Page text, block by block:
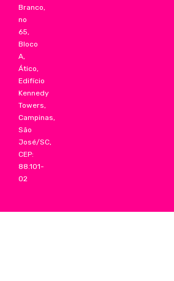
Branco,
no
65,
Bloco
A,
Ático,
Edifício
Kennedy
Towers,
Campinas,
São
José/SC,
CEP:
88.101-
02